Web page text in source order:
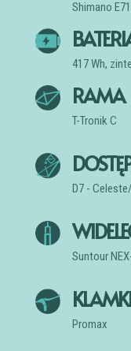
Shimano
417 Wh,
RAMA
T-Tronik C
D7 -
Suntour
KLAMKI
Promax